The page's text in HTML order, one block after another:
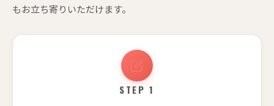
もお立ち寄りいただけます。
STEP 1